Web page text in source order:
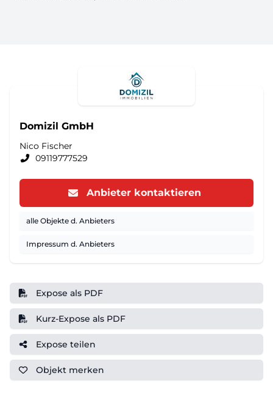
Domizil GmbH
Nico Fischer
09119777529
Anbieter kontaktieren
alle Objekte d. Anbieters
Impressum d. Anbieters
Expose als PDF
Kurz-Expose als PDF
Expose teilen
Objekt merken